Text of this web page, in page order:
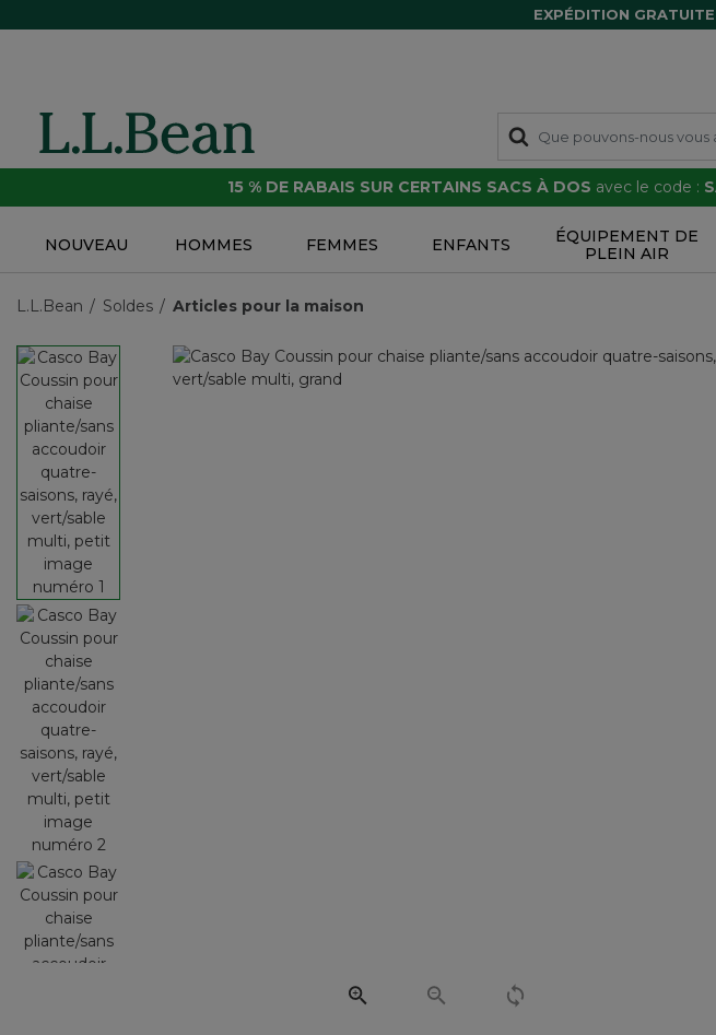
EXPÉDITION GRATUITE
15 % DE RABAIS SUR CERTAINS SACS À DOS avec le code :
NOUVEAU HOMMES FEMMES ENFANTS
ÉQUIPEMENT DE
PLEIN AIR
L.L.Bean Soldes Articles pour la maison